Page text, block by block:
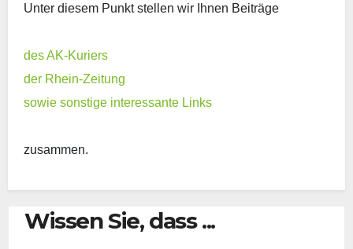
Unter diesem Punkt stellen wir Ihnen Beiträge
des AK-Kuriers
der Rhein-Zeitung
sowie sonstige interessante Links
zusammen.
Wissen Sie, dass ...